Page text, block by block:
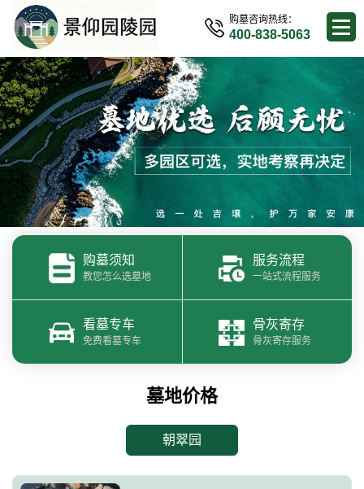
购墓咨询热线：
400-838-5063
购墓须知
教您怎么选墓地
服务流程
一站式流程服务
看墓专车
免费看墓专车
骨灰寄存
骨灰寄存服务
墓地价格
朝翠园